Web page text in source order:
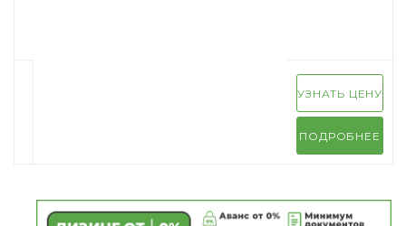
УЗНАТЬ ЦЕНУ
ПОДРОБНЕЕ